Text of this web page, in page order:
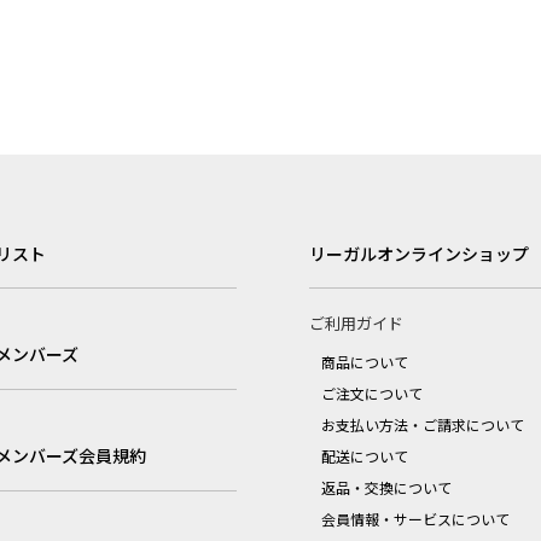
スト
ンバーズ
ンバーズ会員規約
リーガルオンラインショップ
ご利用ガイド
商品について
ご注文について
お支払い方法・ご請求について
配送について
返品・交換について
会員情報・サービスについて